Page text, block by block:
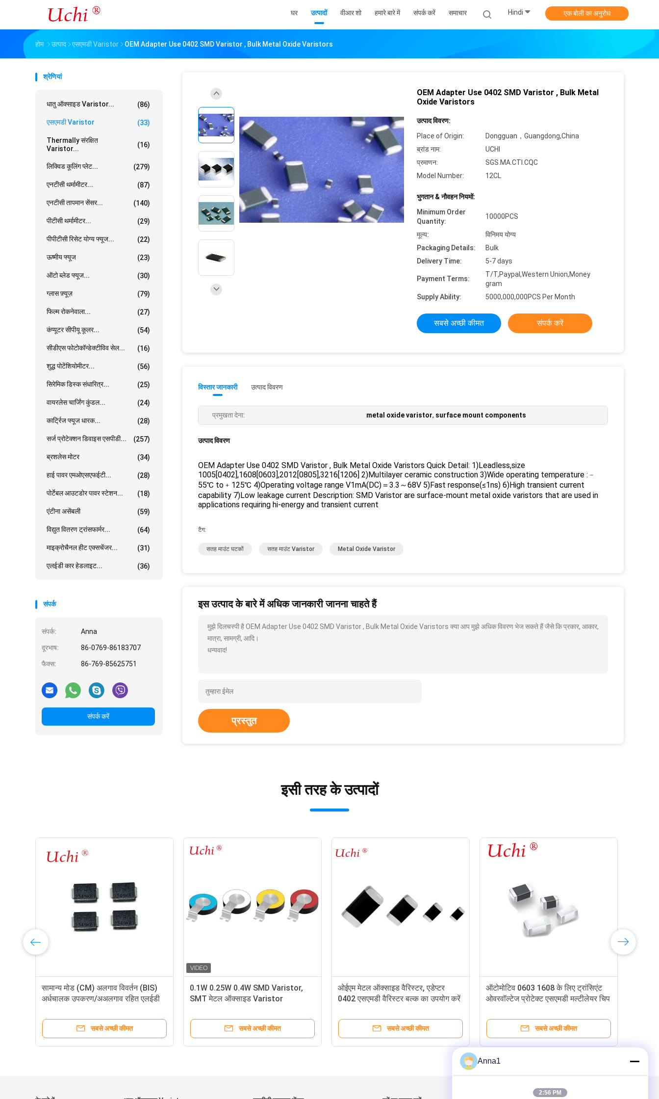
घर उत्पादों वीआर शो हमारे बारे में संपर्क करें समाचार Hindi एक बोली का अनुरोध
होम उत्पाद एसएमडी Varistor OEM Adapter Use 0402 SMD Varistor , Bulk Metal Oxide Varistors
श्रेणियां
धातु ऑक्साइड Varistor... (86)
एसएमडी Varistor (33)
Thermally संरक्षित
Varistor...
(16)
लिक्विड कूलिंग प्लेट... (279)
एनटीसी थर्मामीटर... (87)
एनटीसी तापमान सेंसर... (140)
पीटीसी थर्मामीटर... (29)
पीपीटीसी रिसेट योग्य फ्यूज... (22)
ऊष्मीय फ्यूज (23)
ऑटो ब्लेड फ्यूज... (30)
ग्लास फ़्यूज़ (79)
फिल्म रोकनेवाला... (27)
कंप्यूटर सीपीयू कूलर... (54)
सीडीएस फोटोकॉन्डेक्टीविव सेल... (16)
शुद्ध पोटेंशियोमीटर... (56)
सिरेमिक डिस्क संधारित्र... (25)
वायरलेस चार्जिंग कुंडल... (24)
कार्ट्रिज फ्यूज धारक... (28)
सर्ज प्रोटेक्शन डिवाइस एसपीडी... (257)
ब्रशलेस मोटर (34)
हाई पावर एमओएसएफईटी... (28)
पोर्टेबल आउटडोर पावर स्टेशन... (18)
एंटीना असेंबली (59)
विद्युत वितरण ट्रांसफार्मर... (64)
माइक्रोचैनल हीट एक्सचेंजर... (31)
एलईडी कार हेडलाइट... (36)
संपर्क
संपर्क: Anna
दूरभाष: 86-0769-86183707
फैक्स: 86-769-85625751
संपर्क करें
OEM Adapter Use 0402 SMD Varistor , Bulk Metal
Oxide Varistors
उत्पाद विवरण:
Place of Origin:
Dongguan，Guangdong,China
ब्रांड नाम:
UCHI
प्रमाणन:
SGS.MA.CTI.CQC
Model Number:
12CL
भुगतान & नौवहन नियमों:
Minimum Order
Quantity:
10000PCS
मूल्य:
विनिमय योग्य
Packaging Details:
Bulk
Delivery Time:
5-7 days
Payment Terms:
T/T,Paypal,Western Union,Money
gram
Supply Ability:
5000,000,000PCS Per Month
सबसे अच्छी कीमत संपर्क करें
विस्तार जानकारी उत्पाद विवरण
प्रमुखता देना: metal oxide varistor, surface mount components
उत्पाद विवरण
OEM Adapter Use 0402 SMD Varistor , Bulk Metal Oxide Varistors Quick Detail: 1)Leadless,size
1005[0402],1608[0603],2012[0805],3216[1206] 2)Multilayer ceramic construction 3)Wide operating temperature :﹣
55℃ to﹢125℃ 4)Operating voltage range V1mA(DC)＝3.3～68V 5)Fast response(≤1ns) 6)High transient current
capability 7)Low leakage current Description: SMD Varistor are surface-mount metal oxide varistors that are used in
applications requiring hi-energy and transient current
टैग:
सतह माउंट घटकों सतह माउंट Varistor Metal Oxide Varistor
इस उत्पाद के बारे में अधिक जानकारी जानना चाहते हैं
मुझे दिलचस्पी है OEM Adapter Use 0402 SMD Varistor , Bulk Metal Oxide Varistors क्या आप मुझे अधिक विवरण भेज सकते हैं जैसे कि प्रकार, आकार,
मात्रा, सामग्री, आदि।
धन्यवाद!
प्रस्तुत
इसी तरह के उत्पादों
सामान्य मोड (CM) अलगाव विवर्तन (BIS)
अर्धचालक उपकरण/अअलगाव रहित एलईडी
सबसे अच्छी कीमत
0.1W 0.25W 0.4W SMD Varistor,
SMT मेटल ऑक्साइड Varistor
सबसे अच्छी कीमत
ओईएम मेटल ऑक्साइड वैरिस्टर, एडेप्टर
0402 एसएमडी वैरिस्टर बल्क का उपयोग करें
सबसे अच्छी कीमत
ऑटोमोटिव 0603 1608 के लिए ट्रांसिएंट
ओवरवॉल्टेज प्रोटेक्ट एसएमडी मल्टीलेयर चिप
सबसे अच्छी कीमत
Anna1
2:56 PM